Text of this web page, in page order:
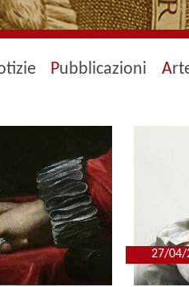
Pubblicazioni A
27/04/